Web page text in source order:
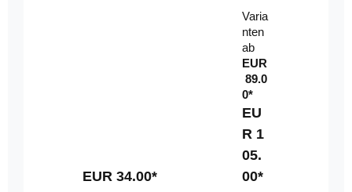
EUR 34.00*
el
mi
t
Fe
rn
be
di
en
u
n
g
Varia
nten
ab
EUR
89.0
0*
EU
R 1
05.
00*